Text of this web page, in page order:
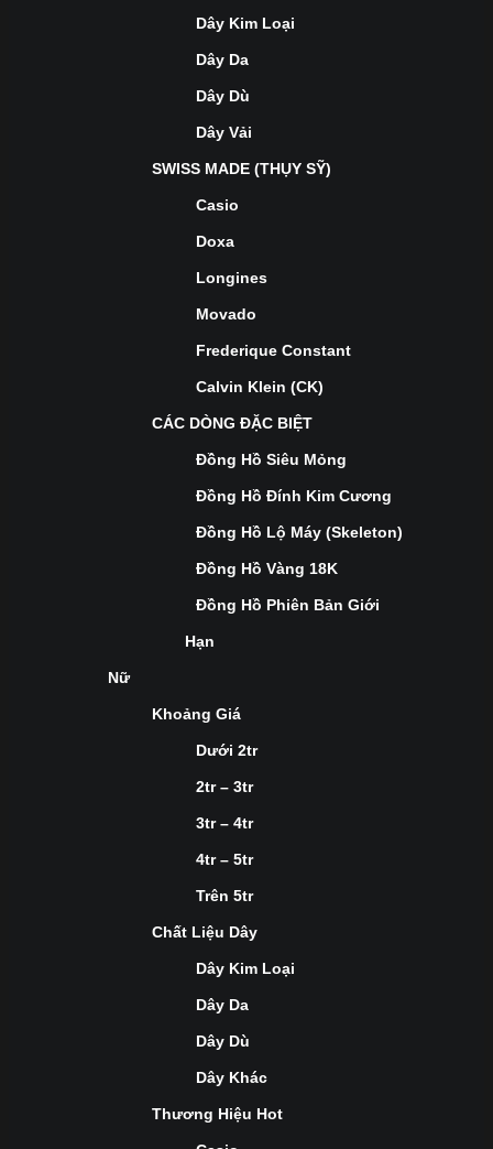
Dây Kim Loại
Dây Da
Dây Dù
Dây Vải
SWISS MADE (THỤY SỸ)
Casio
Doxa
Longines
Movado
Frederique Constant
Calvin Klein (CK)
CÁC DÒNG ĐẶC BIỆT
Đồng Hồ Siêu Mỏng
Đồng Hồ Đính Kim Cương
Đồng Hồ Lộ Máy (Skeleton)
Đồng Hồ Vàng 18K
Đồng Hồ Phiên Bản Giới
Hạn
Nữ
Khoảng Giá
Dưới 2tr
2tr – 3tr
3tr – 4tr
4tr – 5tr
Trên 5tr
Chất Liệu Dây
Dây Kim Loại
Dây Da
Dây Dù
Dây Khác
Thương Hiệu Hot